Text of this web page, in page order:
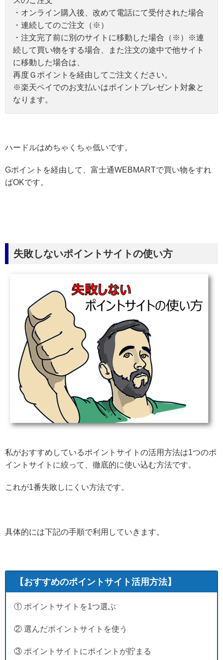
・オンライン購入後、改めて電話にて受付された場合
・連続してのご注文（※）
・注文完了前に別のサイトに移動した場合（※）※連
続して買い物をする場合、また注文の途中で他サイト
に移動した場合は、
再度Ｇポイントを経由してご注文ください。
※楽天ペイでのお支払いはポイントプレゼント対象と
なります。
ハードルはめちゃくちゃ低いです。
Gポイントを経由して、富士通WEBMARTで買い物をすれ
ばOKです。
失敗しないポイントサイトの使い方
私がおすすめしているポイントサイトの活用方法は1つのポ
イントサイトに絞って、徹底的に使い込む方法です。
これが1番失敗しにくい方法です。
具体的には下記の手順で利用していきます。
【おすすめのポイントサイト活用方法】
① ポイントサイトを1つ選ぶ
② 選んだポイントサイトを使う
③ ポイントサイトにポイントが貯まる